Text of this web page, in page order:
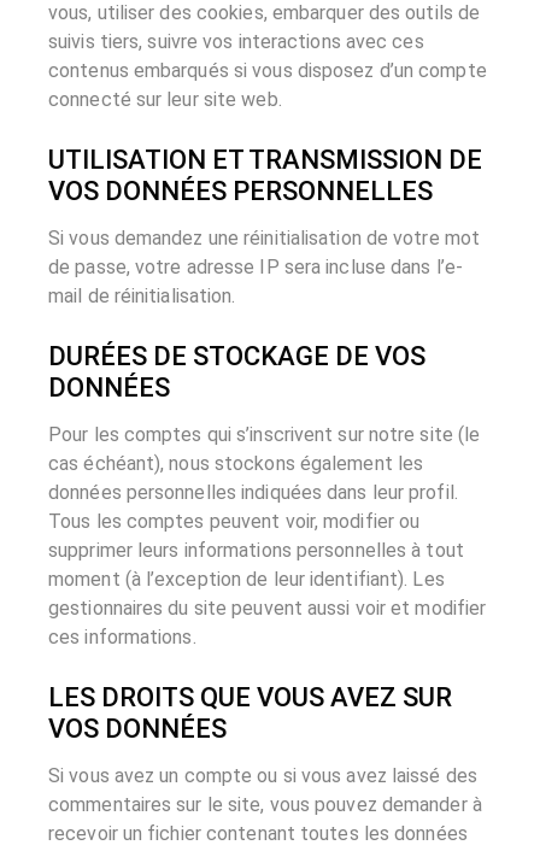
vous, utiliser des cookies, embarquer des outils de
suivis tiers, suivre vos interactions avec ces
contenus embarqués si vous disposez d’un compte
connecté sur leur site web.
UTILISATION ET TRANSMISSION DE
VOS DONNÉES PERSONNELLES
Si vous demandez une réinitialisation de votre mot
de passe, votre adresse IP sera incluse dans l’e-
mail de réinitialisation.
DURÉES DE STOCKAGE DE VOS
DONNÉES
Pour les comptes qui s’inscrivent sur notre site (le
cas échéant), nous stockons également les
données personnelles indiquées dans leur profil.
Tous les comptes peuvent voir, modifier ou
supprimer leurs informations personnelles à tout
moment (à l’exception de leur identifiant). Les
gestionnaires du site peuvent aussi voir et modifier
ces informations.
LES DROITS QUE VOUS AVEZ SUR
VOS DONNÉES
Si vous avez un compte ou si vous avez laissé des
commentaires sur le site, vous pouvez demander à
recevoir un fichier contenant toutes les données